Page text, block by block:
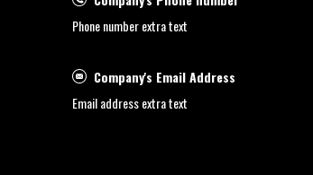
Phone number extra text
Company's Email Address
Email address extra text